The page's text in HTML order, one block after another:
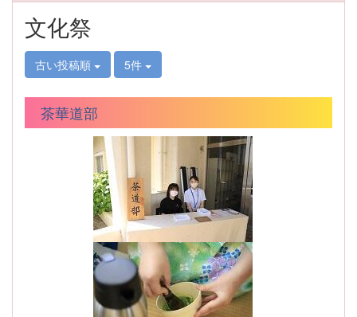
文化祭
古い投稿順 5件
茶華道部